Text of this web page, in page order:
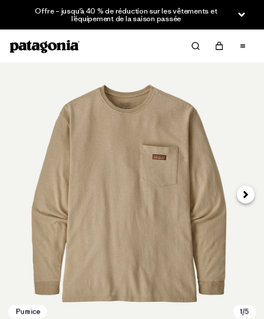
Offre – jusqu’à 40 % de réduction sur les vêtements et
l’équipement de la saison passée